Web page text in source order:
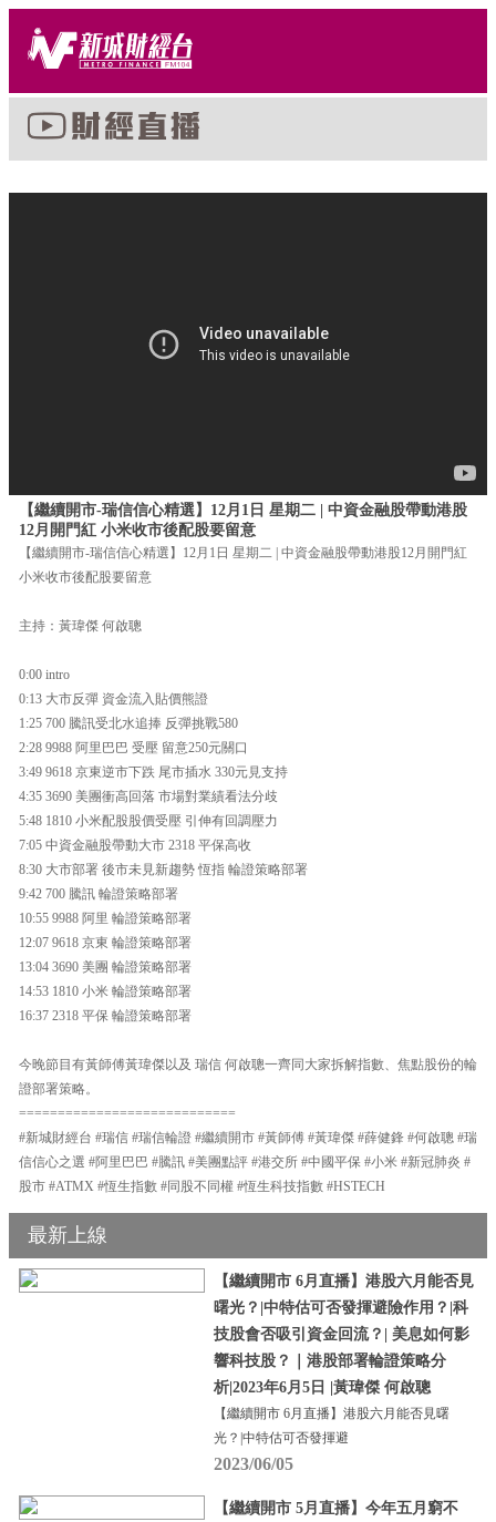
【繼續開市-瑞信信心精選】12月1日 星期二 | 中資金融股帶動港股
12月開門紅 小米收市後配股要留意
【繼續開市-瑞信信心精選】12月1日 星期二 | 中資金融股帶動港股12月開門紅
小米收市後配股要留意
主持：黃瑋傑 何啟聰
0:00 intro
0:13 大市反彈 資金流入貼價熊證
1:25 700 騰訊受北水追捧 反彈挑戰580
2:28 9988 阿里巴巴 受壓 留意250元關口
3:49 9618 京東逆市下跌 尾市插水 330元見支持
4:35 3690 美團衝高回落 市場對業績看法分歧
5:48 1810 小米配股股價受壓 引伸有回調壓力
7:05 中資金融股帶動大市 2318 平保高收
8:30 大市部署 後市未見新趨勢 恆指 輪證策略部署
9:42 700 騰訊 輪證策略部署
10:55 9988 阿里 輪證策略部署
12:07 9618 京東 輪證策略部署
13:04 3690 美團 輪證策略部署
14:53 1810 小米 輪證策略部署
16:37 2318 平保 輪證策略部署
今晚節目有黃師傅黃瑋傑以及 瑞信 何啟聰一齊同大家拆解指數、焦點股份的輪
證部署策略。
============================
#新城財經台 #瑞信 #瑞信輪證 #繼續開市 #黃師傅 #黃瑋傑 #薛健鋒 #何啟聰 #瑞
信信心之選 #阿里巴巴 #騰訊 #美團點評 #港交所 #中國平保 #小米 #新冠肺炎 #
股市 #ATMX #恆生指數 #同股不同權 #恆生科技指數 #HSTECH
最新上線
【繼續開市 6月直播】港股六月能否見
曙光？|中特估可否發揮避險作用？|科
技股會否吸引資金回流？| 美息如何影
響科技股？｜港股部署輪證策略分
析|2023年6月5日 |黃瑋傑 何啟聰
【繼續開市 6月直播】港股六月能否見曙
光？|中特估可否發揮避
2023/06/05
【繼續開市 5月直播】今年五月窮不